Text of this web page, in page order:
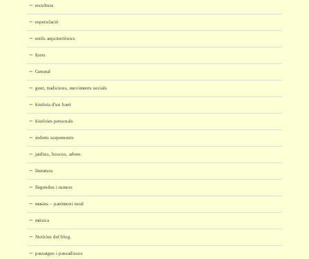
escultura
especulació
estils arquitectònics
fonts
General
gent, tradicions, moviments socials
història d'un barri
històries personals
indrets sorprenents
jardins, boscos, arbres
literatura
llegendes i rumors
masies – patrimoni rural
música
Notícies del blog
passatges i passadissos